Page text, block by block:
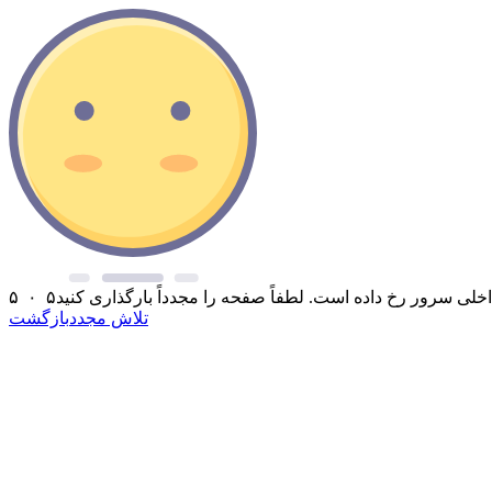
۵ ۰ ۵
تلاش مجددبازگشت